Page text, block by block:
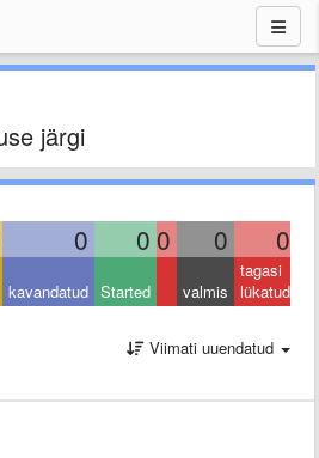
järgi
0 0 0 0 0
kavandatud Started valmis
tagasi
lükatud
Viimati uuendatud